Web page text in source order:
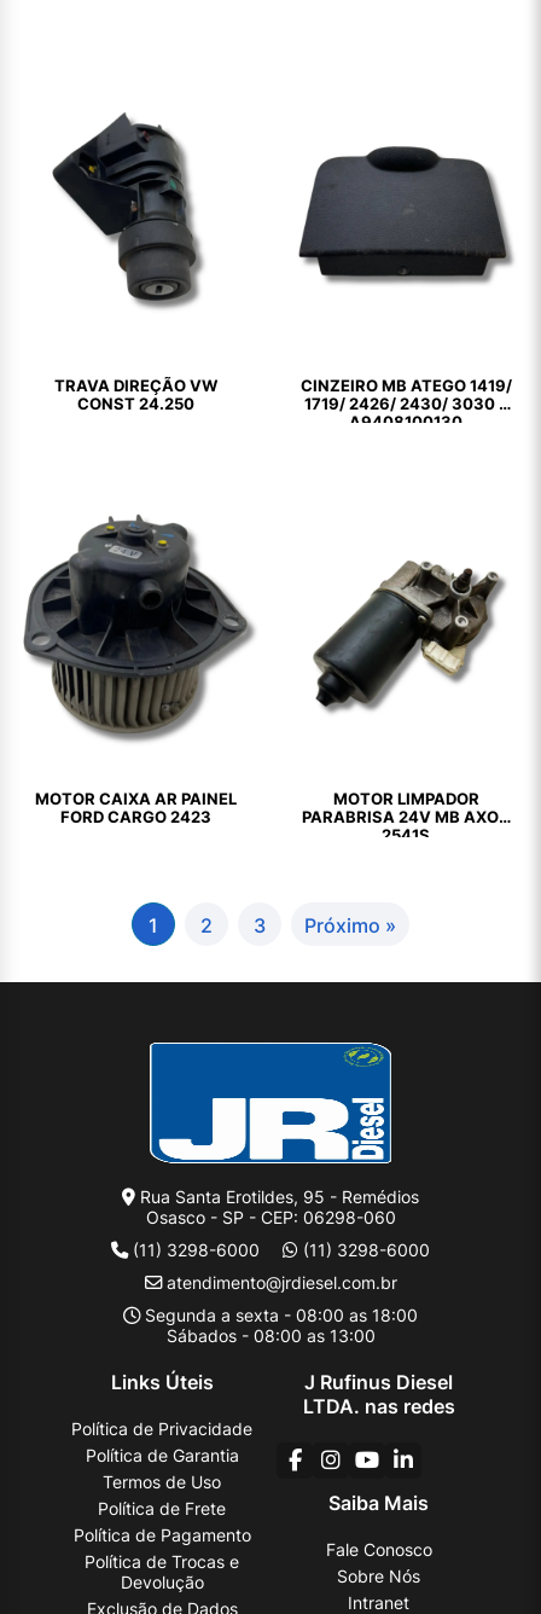
TRAVA DIREÇÃO VW
CONST 24.250
CINZEIRO MB ATEGO 1419/
1719/ 2426/ 2430/ 3030 –
A9408100130
MOTOR CAIXA AR PAINEL
FORD CARGO 2423
MOTOR LIMPADOR
PARABRISA 24V MB AXOR
2541S
1 2 3 Próximo »
Rua Santa Erotildes, 95 - Remédios
Osasco - SP - CEP: 06298-060
(11) 3298-6000
(11) 3298-6000
atendimento@jrdiesel.com.br
Segunda a sexta - 08:00 as 18:00
Sábados - 08:00 as 13:00
Links Úteis
Política de Privacidade
Política de Garantia
Termos de Uso
Política de Frete
Política de Pagamento
Política de Trocas e
Devolução
Exclusão de Dados
J Rufinus Diesel
LTDA. nas redes
Saiba Mais
Fale Conosco
Sobre Nós
Intranet